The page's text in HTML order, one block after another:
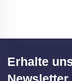
Erhalte